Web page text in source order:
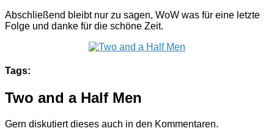
Abschließend bleibt nur zu sagen, WoW was für eine letzte
Folge und danke für die schöne Zeit.
Tags:
Two and a Half Men
Gern diskutiert dieses auch in den Kommentaren.